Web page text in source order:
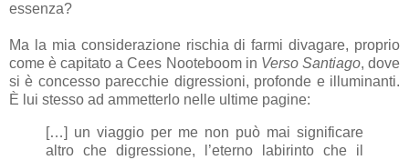
essenza?
Ma la mia considerazione rischia di farmi divagare, proprio
come è capitato a Cees Nooteboom in Verso Santiago, dove
si è concesso parecchie digressioni, profonde e illuminanti.
È lui stesso ad ammetterlo nelle ultime pagine:
[…] un viaggio per me non può mai significare
altro che digressione, l’eterno labirinto che il